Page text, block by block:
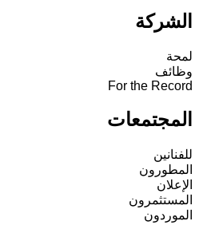
الشركة
لمحة
وظائف
For the Record
المجتمعات
للفنانين
المطورون
الإعلان
المستثمرون
الموردون